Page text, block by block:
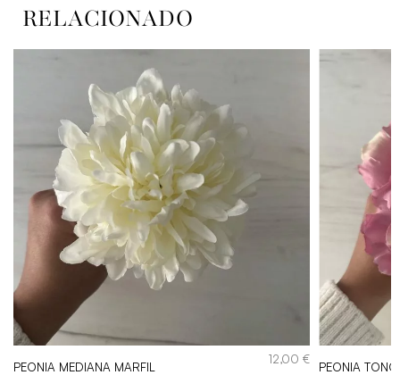
RELACIONADO
PEONIA MEDIANA MARFIL
12,00€
PEONIA